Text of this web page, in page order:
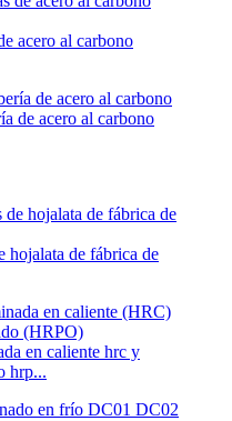
acero al carbono
de acero al carbono
hojalata de fábrica de
en caliente hrc y
hrp...